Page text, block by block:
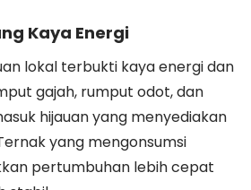
Kaya Energi
lokal terbukti kaya energi dan
gajah, rumput odot, dan
hijauan yang menyediakan
yang mengonsumsi
pertumbuhan lebih cepat